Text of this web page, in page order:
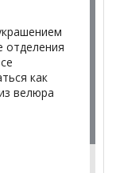
отделения
как
велюра